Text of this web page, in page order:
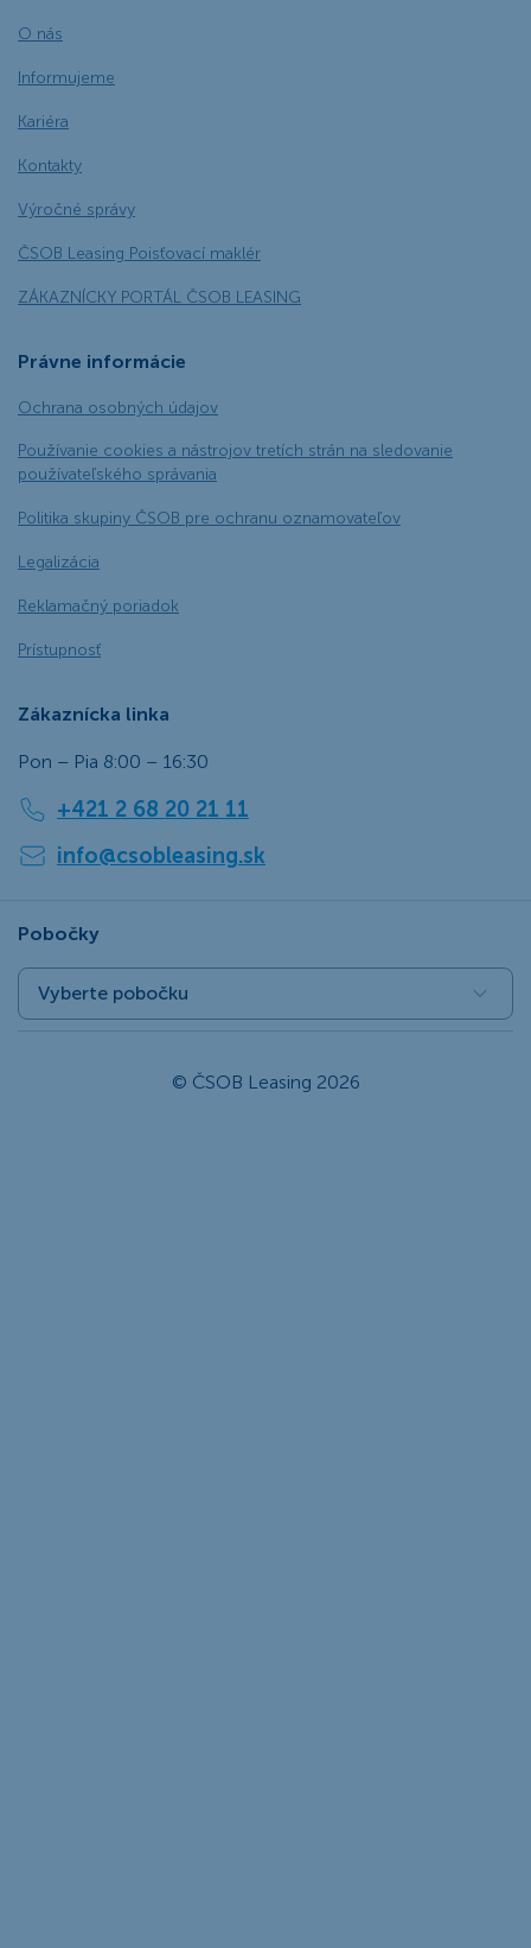
O nás
Informujeme
Kariéra
Kontakty
Výročné správy
ČSOB Leasing Poisťovací maklér
ZÁKAZNÍCKY PORTÁL ČSOB LEASING
Právne informácie
Ochrana osobných údajov
Používanie cookies a nástrojov tretích strán na sledovanie
používateľského správania
Politika skupiny ČSOB pre ochranu oznamovateľov
Legalizácia
Reklamačný poriadok
Prístupnosť
Zákaznícka linka
Pon – Pia 8:00 – 16:30
+421 2 68 20 21 11
info@csobleasing.sk
Pobočky
Vyberte pobočku
© ČSOB Leasing 2026